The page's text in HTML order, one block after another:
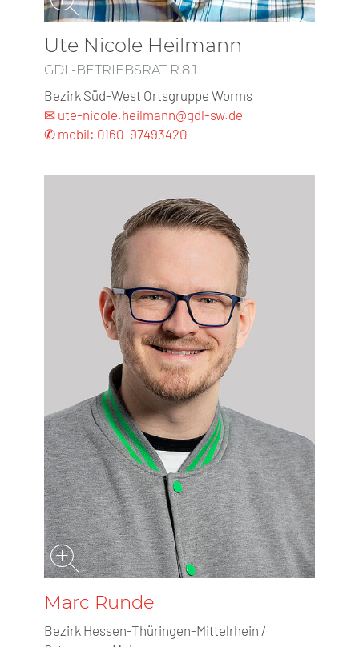
Ute Nicole Heilmann
GDL-BETRIEBSRAT R.8.1
Bezirk Süd-West Ortsgruppe Worms
✉ ute-nicole.heilmann@gdl-sw.de
✆ mobil: 0160-97493420
Marc Runde
Bezirk Hessen-Thüringen-Mittelrhein /